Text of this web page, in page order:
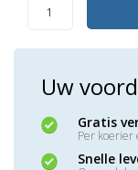
Uw
Gratis
Per koerier
Snelle